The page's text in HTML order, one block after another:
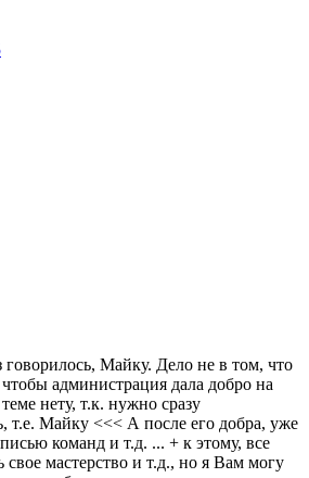
Майку. Дело не в том, что
чтобы администрация дала добро на
нету, т.к. нужно сразу
т.е. Майку <<< А после его добра, уже
команд и т.д. ... + к этому, все
свое мастерство и т.д., но я Вам могу